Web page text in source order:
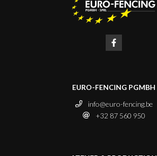
EURO-FENCING PGMBH
info@euro-fencing.be
+32 87 560 950